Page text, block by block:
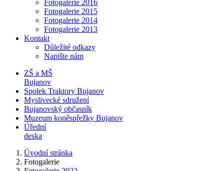
Fotogalerie 2016
Fotogalerie 2015
Fotogalerie 2014
Fotogalerie 2013
Kontakt
Důležité odkazy
Napište nám
ZŠ a MŠ
Bujanov
Spolek Traktory Bujanov
Myslivecké sdružení
Bujanovský občasník
Muzeum koněspřežky Bujanov
Úřední
deska
Úvodní stránka
Fotogalerie